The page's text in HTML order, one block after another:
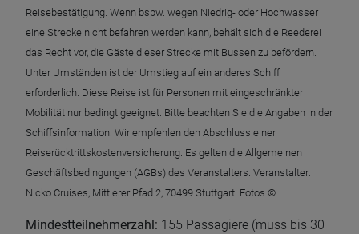
Reisebestätigung. Wenn bspw. wegen Niedrig- oder Hochwasser
eine Strecke nicht befahren werden kann, behält sich die Reederei
das Recht vor, die Gäste dieser Strecke mit Bussen zu befördern.
Unter Umständen ist der Umstieg auf ein anderes Schiff
erforderlich. Diese Reise ist für Personen mit eingeschränkter
Mobilität nur bedingt geeignet. Bitte beachten Sie die Angaben in der
Schiffsinformation. Wir empfehlen den Abschluss einer
Reiserücktrittskostenversicherung. Es gelten die Allgemeinen
Geschäftsbedingungen (AGBs) des Veranstalters. Veranstalter:
Nicko Cruises, Mittlerer Pfad 2, 70499 Stuttgart. Fotos ©
Mindestteilnehmerzahl: 155 Passagiere (muss bis 30